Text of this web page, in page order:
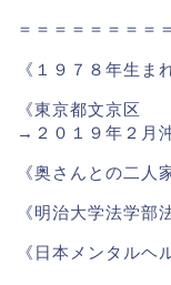
＝＝＝＝＝＝＝＝
《１９７８年生ま
《東京都文京区
→２０１９年２月
《奥さんとの二人
《明治大学法学部
《日本メンタルヘ